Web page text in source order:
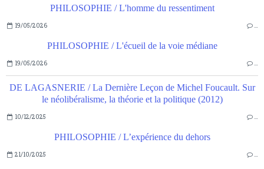
PHILOSOPHIE / L'homme du ressentiment
19/05/2026 …
PHILOSOPHIE / L'écueil de la voie médiane
19/05/2026 …
DE LAGASNERIE / La Dernière Leçon de Michel Foucault. Sur
le néolibéralisme, la théorie et la politique (2012)
10/12/2025 …
PHILOSOPHIE / L’expérience du dehors
21/10/2025 …